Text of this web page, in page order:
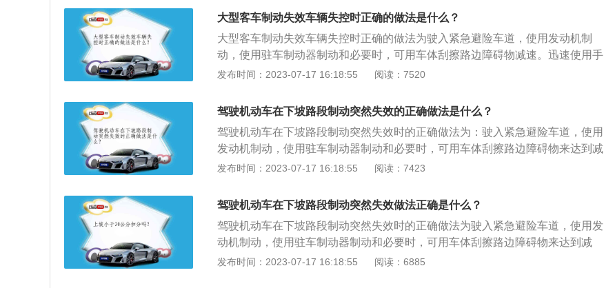
关资料介绍如下：踩下制动踏板时，不软弱不沉，但就是制动效果不良，这一现
象为车轮制动器故障，如制动蹄片有油或接触不良、摩擦片老化、磨损、制动鼓
磨损不均。应对制动技术状况进行检查，必要时进行调整和修复。
大型客车制动失效车辆失控时正确的做法是什么？
大型客车制动失效车辆失控时正确的做法为驶入紧急避险车道，使用发动机制
动，使用驻车制动器制动和必要时，可用车体刮擦路边障碍物减速。迅速使用手
制动并抢挂低速档，把好方向盘，及时将阻碍物躲避开，驾车驶向较安全的地
道都有明确标示，有大型车、小型车等专用的车道，超车时一旦占用某个车道，
当超车完成后要及时地回到自己相应的道上，不要长时间的占着其它车道。此外
应急车道不是特殊原因也不能长期占用。2、保持安全车速，切勿超速行驶：超
速行驶的危害大家都知道，无论是地方还是高速，都会造成不可挽回的后果。
3、保持纵向车间距离：一般情况下，在路面干燥、制动良好的情况下，车间距
小于100m。随时注意路旁车间距离标志牌。遇雨雾天、冰雪天和路面潮湿时车间
距离应增加一倍以上。4、注意交通标志：行车时随时注意路边和道路上空的标
志标线，并适当靠右行驶，避免辗压右侧车道分道线，以利于后车超车有足够的
意外，其它车辆发生交通事故导致行车道堵塞，不要随意占用紧急车道，导致救
发布时间：2023-07-17 16:18:55 阅读：7520
驾驶机动车在下坡路段制动突然失效的正确做法是什么？
驾驶机动车在下坡路段制动突然失效时的正确做法为：驶入紧急避险车道，使用
发动机制动，使用驻车制动器制动和必要时，可用车体刮擦路边障碍物来达到减
速。以下是相关介绍：1、强行停车脱险：制动失效的时候迅速逐级或越一级减
行驶。利用车的保险杠、车厢等刚性部位与路边的天然障碍物（岩石、大树或土
坡）摩擦、碰撞，达到强行停车脱险，尽可能地减少事故损失。2、减轻受害的
程度：如果发生车祸或者出现紧急制动时要迅速用双手用力向前推扶手或者椅
背，两脚一前一后用力向前蹬，这样消耗撞击力，缓冲身体前冲的速度，从而减
轻受害的程度。
发布时间：2023-07-17 16:18:55 阅读：7423
驾驶机动车在下坡路段制动突然失效做法正确是什么？
驾驶机动车在下坡路段制动突然失效时的正确做法为驶入紧急避险车道，使用发
动机制动，使用驻车制动器制动和必要时，可用车体刮擦路边障碍物来达到减
速。以下是相关介绍：1、强行停车脱险：制动失效的时候迅速逐级或越一级减
发布时间：2023-07-17 16:18:55 阅读：6885